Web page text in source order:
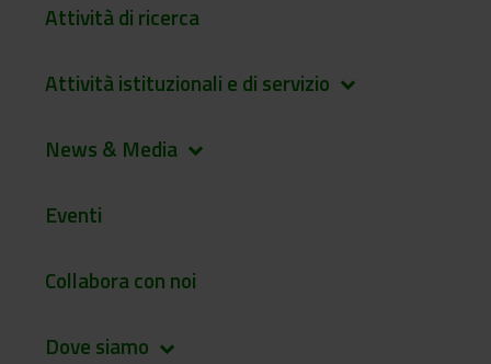
Attività di ricerca
Attività istituzionali e di servizio keyboard_arrow_down
News & Media keyboard_arrow_down
Eventi
Collabora con noi
Dove siamo keyboard_arrow_down